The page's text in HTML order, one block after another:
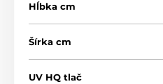
Hĺbka cm
Šírka cm
UV HQ tlač